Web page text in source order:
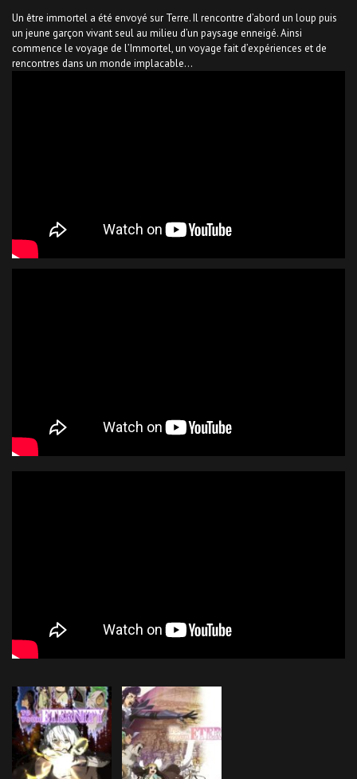
Un être immortel a été envoyé sur Terre. Il rencontre d’abord un loup puis
un jeune garçon vivant seul au milieu d’un paysage enneigé. Ainsi
commence le voyage de l’Immortel, un voyage fait d’expériences et de
rencontres dans un monde implacable…